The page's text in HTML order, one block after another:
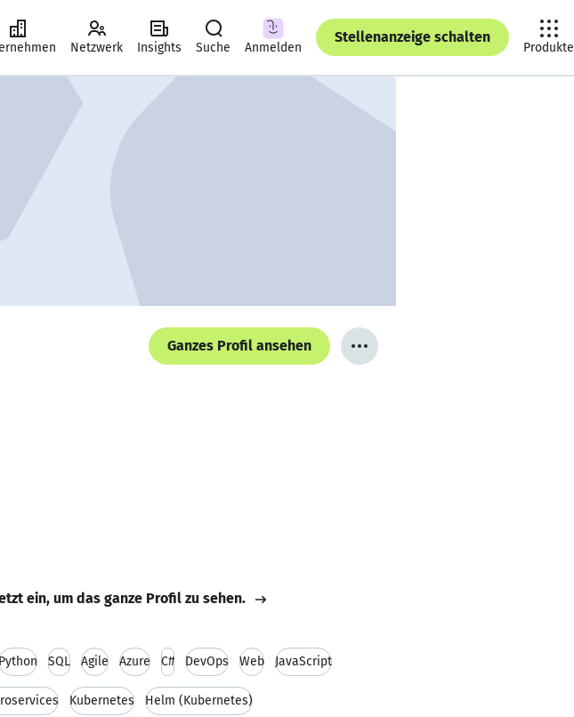
Netzwerk Insights Suche Anmelden
Stellenanzeige schalten
Produkte
Ganzes Profil ansehen
ein, um das ganze Profil zu sehen.
SQL Agile Azure C# DevOps Web JavaScript
Kubernetes Helm (Kubernetes)